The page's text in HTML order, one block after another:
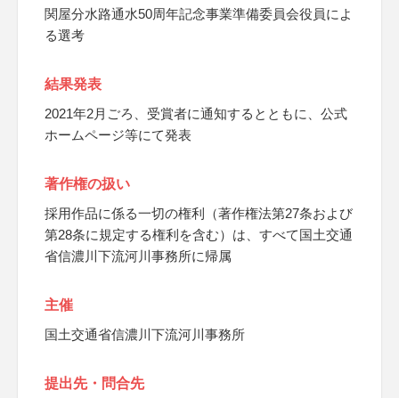
関屋分水路通水50周年記念事業準備委員会役員によ
る選考
結果発表
2021年2月ごろ、受賞者に通知するとともに、公式
ホームページ等にて発表
著作権の扱い
採用作品に係る一切の権利（著作権法第27条および
第28条に規定する権利を含む）は、すべて国土交通
省信濃川下流河川事務所に帰属
主催
国土交通省信濃川下流河川事務所
提出先・問合先